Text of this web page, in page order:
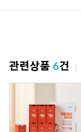
관련상품6건